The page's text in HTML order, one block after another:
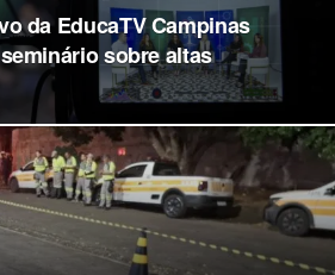
da EducaTV Campinas
sobre altas